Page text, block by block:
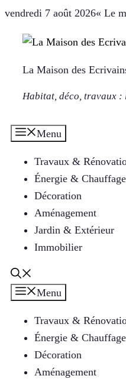
Aller
contenu
vendredi 7 août 2026« Le
La Maison des
Habitat, déco, travaux :
Menu
Travaux &
Énergie & Chauffage
Décoration
Aménagement
Jardin & Extérieur
Immobilier
Menu
Travaux &
Énergie & Chauffage
Décoration
Aménagement